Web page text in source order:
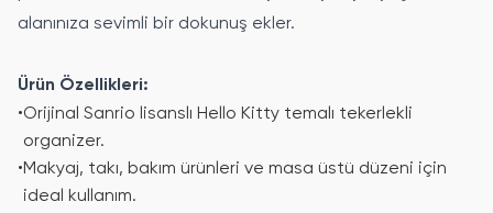
alanınıza sevimli bir dokunuş ekler.
Ürün Özellikleri:
•Orijinal Sanrio lisanslı Hello Kitty temalı tekerlekli
organizer.
•Makyaj, takı, bakım ürünleri ve masa üstü düzeni için
ideal kullanım.